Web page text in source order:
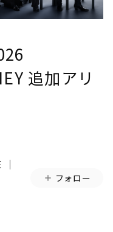
追加アリ
│
フォロー